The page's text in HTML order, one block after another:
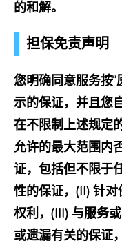
的和解。
担保免责声明
您明确同意服务按
示的保证，并且您
在不限制上述规定
允许的最大范围内
证，包括但不限于
性的保证，(II) 针
权利，(III) 与服务
或遗漏有关的保证